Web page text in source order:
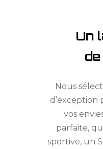
Un
Nous
vos
parfaite,
sportive, un